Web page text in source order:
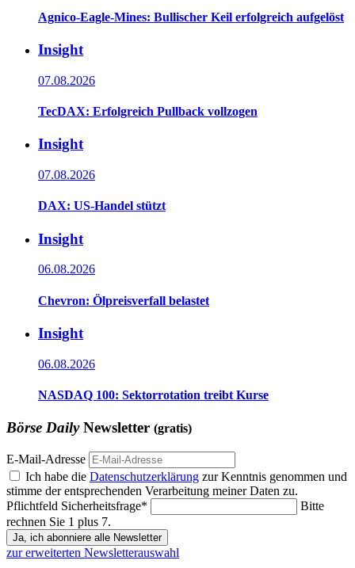
Agnico-Eagle-Mines: Bullischer Keil erfolgreich aufgelöst
Insight
07.08.2026
TecDAX: Erfolgreich Pullback vollzogen
Insight
07.08.2026
DAX: US-Handel stützt
Insight
06.08.2026
Chevron: Ölpreisverfall belastet
Insight
06.08.2026
NASDAQ 100: Sektorrotation treibt Kurse
Börse DailyNewsletter (gratis)
E-Mail-Adresse
Ich habe die Datenschutzerklärung zur Kenntnis genommen und
stimme der entsprechenden Verarbeitung meiner Daten zu.
Pflichtfeld Sicherheitsfrage*
Bitte
rechnen Sie 1 plus 7.
Ja, ich abonniere alle Newsletter
zur erweiterten Newsletterauswahl